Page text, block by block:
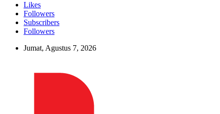
Likes
Followers
Subscribers
Followers
Jumat, Agustus 7, 2026